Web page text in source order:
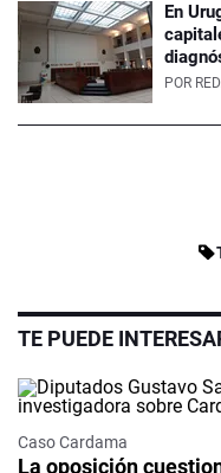
En
POR
TE PUEDE
Caso Cardama
La oposición